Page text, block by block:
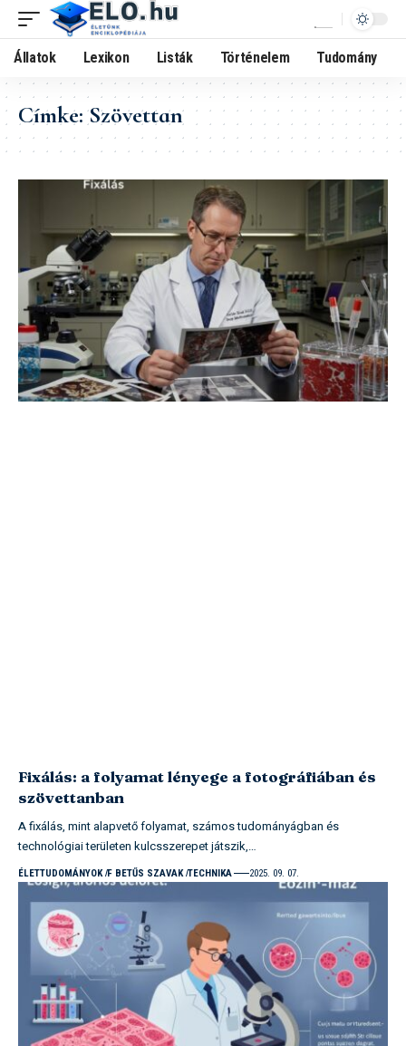
Állatok Lexikon Listák Történelem Tudomány
Címke:Szövettan
Fixálás: a folyamat lényege a fotográfiában és
szövettanban
A fixálás, mint alapvető folyamat, számos tudományágban és
technológiai területen kulcsszerepet játszik,…
ÉLETTUDOMÁNYOK F BETŰS SZAVAK TECHNIKA 2025. 09. 07.